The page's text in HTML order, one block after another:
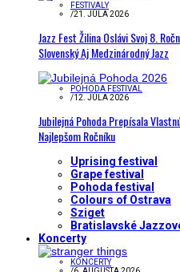
FESTIVALY
/21. JÚLA 2026
Jazz Fest Žilina Oslávi Svoj 8.
Slovenský Aj Medzinárodný Jazz
POHODA FESTIVAL
/12. JÚLA 2026
Jubilejná Pohoda Prepísala
Najlepšom Ročníku
Uprising festival
Grape festival
Pohoda festival
Colours of Ostrava
Sziget
Bratislavské
Koncerty
KONCERTY